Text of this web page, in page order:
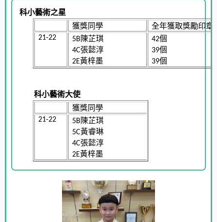
科小藝術之星
獲獎同學
全年獲取獎勵印章
21-22 5B陳芷琪
4C張懿淳
2E黃梓墨
42個
39個
39個
科小藝術大使
獲獎同學
21-22 5B陳芷琪
5C黃睿琳
4C張懿淳
2E黃梓墨